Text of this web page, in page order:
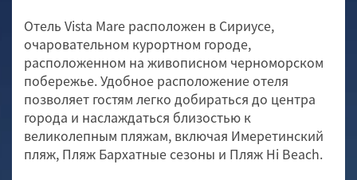
Отель Vista Mare расположен в Сириусе,
очаровательном курортном городе,
расположенном на живописном черноморском
побережье. Удобное расположение отеля
позволяет гостям легко добираться до центра
города и наслаждаться близостью к
великолепным пляжам, включая Имеретинский
пляж, Пляж Бархатные сезоны и Пляж Hi Beach.